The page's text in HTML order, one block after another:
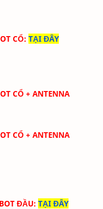
CỔ: TẠI ĐÂY
CỔ + ANTENNA
CỔ + ANTENNA
ĐẦU: TẠI ĐÂY